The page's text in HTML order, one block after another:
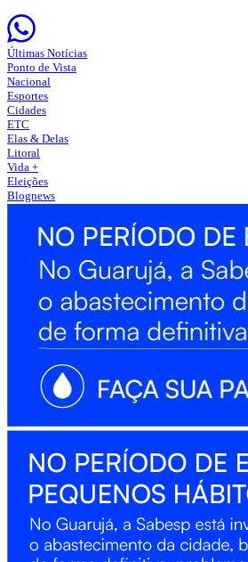
Últimas Notícias
Ponto de Vista
Nacional
Esportes
Cidades
ETC
Elas & Delas
Litoral
Vida +
Eleições
Blognews